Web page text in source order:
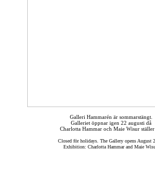
Galleri Hammarén är sommarstängt.
Galleriet öppnar igen 22 augusti då
Charlotta Hammar och Maie Wisur ställer
Closed för holidays. The Gallery opens August
Exhibition: Charlotta Hammar and Maie